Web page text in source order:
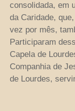
consolidada, em
da Caridade,
vez por mês,
Participaram
Capela de
Companhia de
de Lourdes,